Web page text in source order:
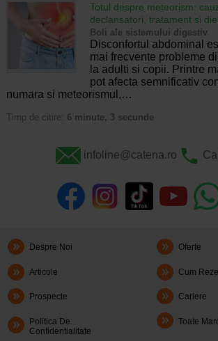
Totul despre meteorism:
declansatori, tratament si
Boli ale sistemului digestiv
Disconfortul abdominal
mai frecvente probleme
la adulti si copii. Printre
pot afecta semnificativ
numara si meteorismul,…
Timp de citire: 6 minute, 3 secunde
infoline@catena.ro
Despre Noi Oferte
Articole Cum
Prospecte Cariere
Politica De
Confidentialitate
Toate